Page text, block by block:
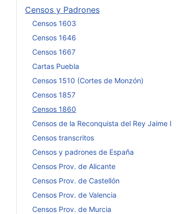
Censos y Padrones
Censos 1603
Censos 1646
Censos 1667
Cartas Puebla
Censos 1510 (Cortes de Monzón)
Censos 1857
Censos 1860
Censos de la Reconquista del Rey Jaime I
Censos transcritos
Censos y padrones de España
Censos Prov. de Alicante
Censos Prov. de Castellón
Censos Prov. de Valencia
Censos Prov. de Murcia